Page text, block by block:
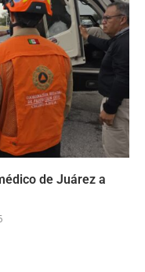
de Juárez a